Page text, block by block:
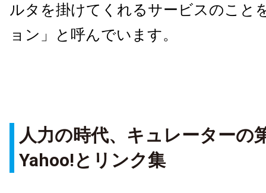
ルタを掛けてくれるサービスのこと
ョン」と呼んでいます。
人力の時代、キュレーターの
Yahoo!とリンク集